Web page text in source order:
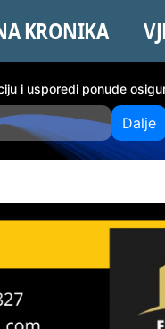
KRONIKA
i usporedi ponude
Dalje